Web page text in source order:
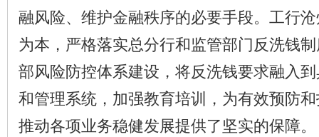
融风险、维护金融秩序的必要手段。工行
为本，严格落实总分行和监管部门反洗钱
部风险防控体系建设，将反洗钱要求融入
和管理系统，加强教育培训，为有效预防
推动各项业务稳健发展提供了坚实的保障。